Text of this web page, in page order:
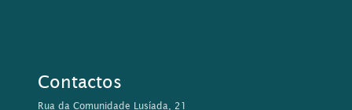
Contactos
Rua da Comunidade Lusíada, 21